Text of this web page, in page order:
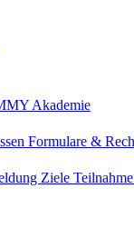
Akademie
Formulare &
Ziele Teilnahme